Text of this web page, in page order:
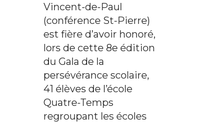
Vincent-de-Paul
(conférence St-Pierre)
est fière d’avoir honoré,
lors de cette 8e édition
du Gala de la
persévérance scolaire,
41 élèves de l’école
Quatre-Temps
regroupant les écoles